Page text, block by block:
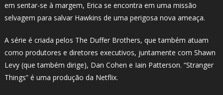
em sentar-se à margem, Erica se encontra em uma missão
selvagem para salvar Hawkins de uma perigosa nova ameaça.
A série é criada pelos The Duffer Brothers, que também atuam
como produtores e diretores executivos, juntamente com Shawn
Levy (que também dirige), Dan Cohen e Iain Patterson. “Stranger
Things” é uma produção da Netflix.